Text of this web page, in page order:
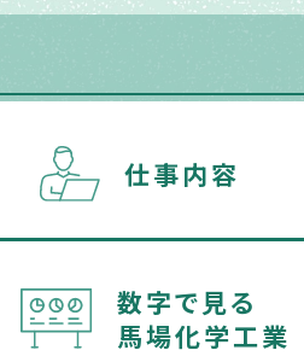
仕事内容
数字で見る
馬場化学工業